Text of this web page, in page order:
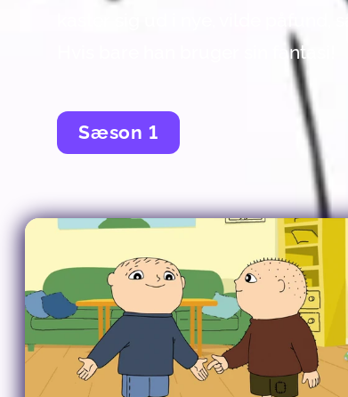
kaster sig ud i nye, vilde påfund,
Hvis bare han bruger sin fantasi!
Sæson 1